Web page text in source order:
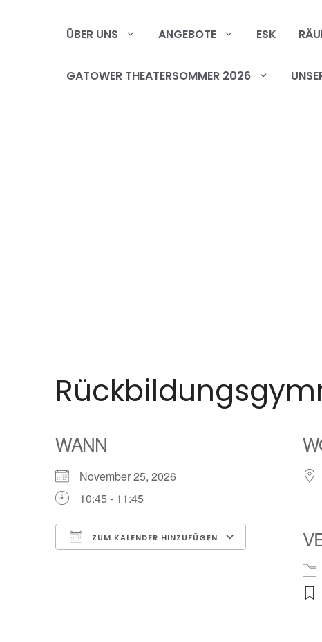
ÜBER UNS ANGEBOTE ESK
GATOWER THEATERSOMMER 2026
WANN
November 25, 2026
10:45 - 11:45
ZUM KALENDER HINZUFÜGEN
Google